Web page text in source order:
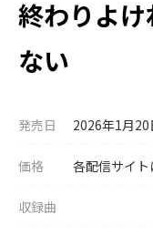
終わりよけ
ない
発売日 2026年1月20
価格 各配信サイト
収録曲